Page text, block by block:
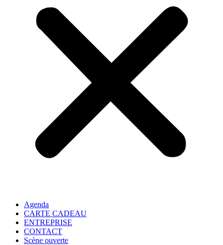
Agenda
CARTE CADEAU
ENTREPRISE
CONTACT
Scène ouverte